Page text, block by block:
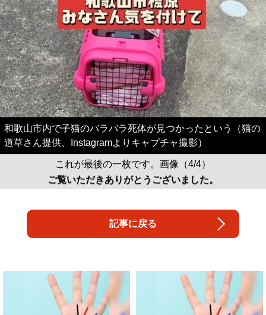
和歌山市内で子猫のバラバラ死体が見つかったという（猫の
道草さん提供、Instagramよりキャプチャ撮影）
これが最後の一枚です。画像（4/4）
ご覧いただきありがとうございました。
記事に戻る